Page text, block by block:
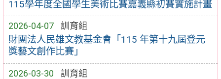
115學年度全國學生美術比賽嘉義縣初賽實施計畫
2026-04-07 訓育組
財團法人民雄文教基金會「115 年第十九屆登元
獎藝文創作比賽」
2026-03-30 訓育組